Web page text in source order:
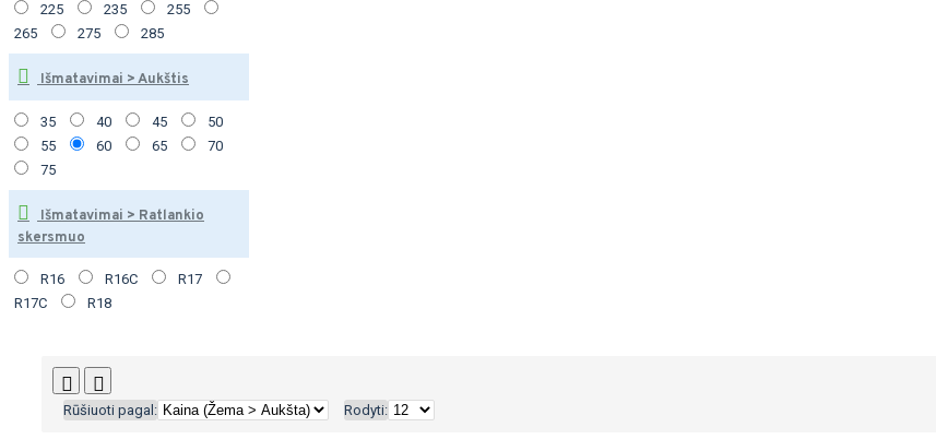
225
235
255
265
275 285
Išmatavimai > Aukštis
35 40 45
50
55
60 65
70
75
Išmatavimai > Ratlankio
skersmuo
R16 R16C
R17
R17C
R18
Rūšiuoti pagal: Rodyti: